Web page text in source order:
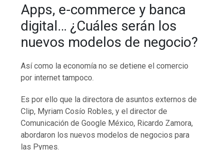
Apps, e-commerce y banca
digital… ¿Cuáles serán los
nuevos modelos de negocio?
Así como la economía no se detiene el comercio
por internet tampoco.
Es por ello que la directora de asuntos externos de
Clip, Myriam Cosío Robles, y el director de
Comunicación de Google México, Ricardo Zamora,
abordaron los nuevos modelos de negocios para
las Pymes.